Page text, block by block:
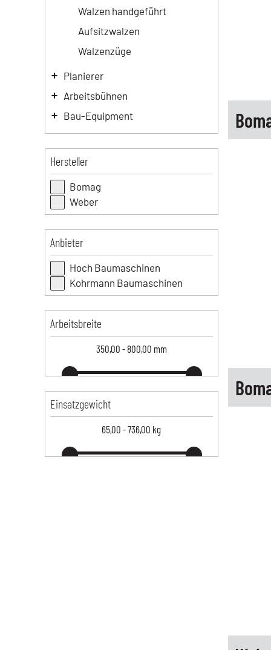
Walzen handgeführt
Aufsitzwalzen
Walzenzüge
Planierer
Arbeitsbühnen
Bau-Equipment
Hersteller
Bomag
Weber
Anbieter
Hoch Baumaschinen
Kohrmann Baumaschinen
Arbeitsbreite
350,00 - 800,00 mm
Einsatzgewicht
65,00 -736,00 kg